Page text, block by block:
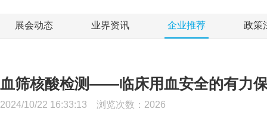
展会动态 业界资讯 企业推荐 政策
血筛核酸检测——临床用血安全的有力
2024/10/22 16:33:13 浏览次数： 2026